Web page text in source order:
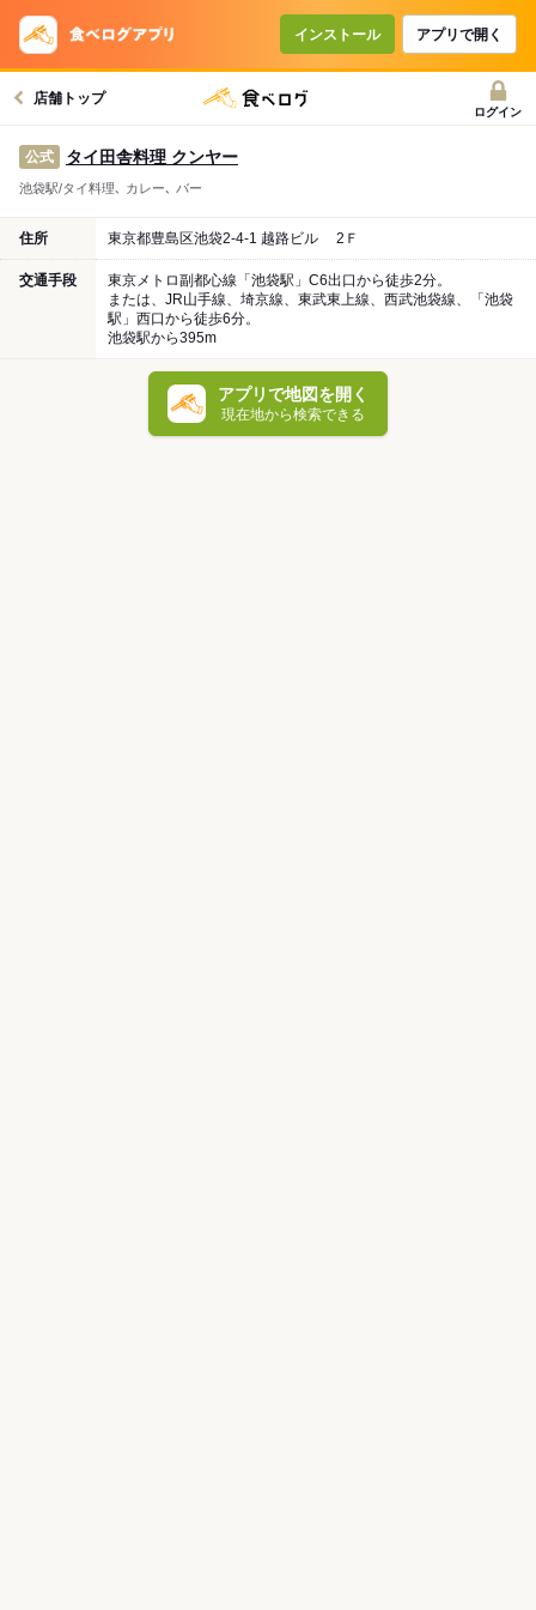
インストール アプリで開く
店舗トップ
ログイン
公式 タイ田舎料理 クンヤー
池袋駅/タイ料理､ カレー､ バー
住所 東京都豊島区池袋2-4-1 越路ビル 2Ｆ
交通手段
東京メトロ副都心線「池袋駅」C6出口から徒歩2分。
または、JR山手線、埼京線、東武東上線、西武池袋線、「池袋
駅」西口から徒歩6分。
池袋駅から395m
アプリで地図を開く
現在地から検索できる